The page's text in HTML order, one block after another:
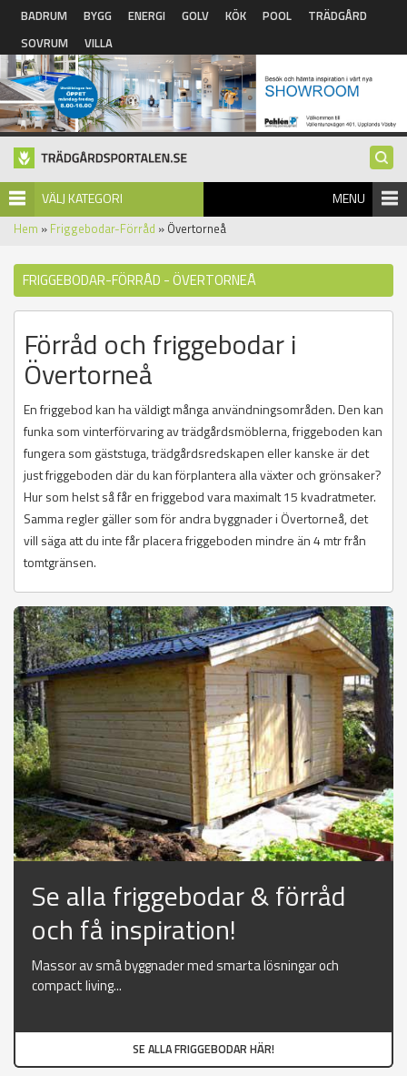
Hoppa till huvudinnehåll
BADRUM BYGG ENERGI GOLV KÖK POOL
TRÄDGÅRD
SOVRUM
VILLA
VÄLJ KATEGORI MENU
Hem » Friggebodar-Förråd » Övertorneå
FRIGGEBODAR-FÖRRÅD - ÖVERTORNEÅ
Förråd och friggebodar i
Övertorneå
En friggebod kan ha väldigt många användningsområden. Den kan
funka som vinterförvaring av trädgårdsmöblerna, friggeboden kan
fungera som gäststuga, trädgårdsredskapen eller kanske är det
just friggeboden där du kan förplantera alla växter och grönsaker?
Hur som helst så får en friggebod vara maximalt 15 kvadratmeter.
Samma regler gäller som för andra byggnader i Övertorneå, det
vill säga att du inte får placera friggeboden mindre än 4 mtr från
tomtgränsen.
Se alla friggebodar & förråd
och få inspiration!
Massor av små byggnader med smarta lösningar och
compact living...
SE ALLA FRIGGEBODAR HÄR!